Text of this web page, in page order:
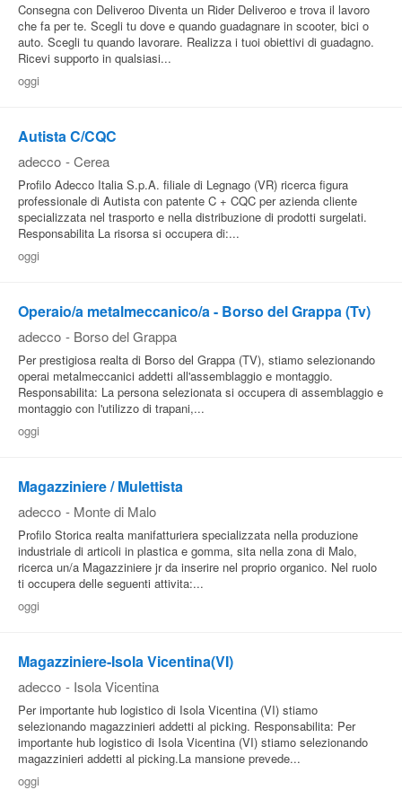
Consegna con Deliveroo Diventa un Rider Deliveroo e trova il lavoro
che fa per te. Scegli tu dove e quando guadagnare in scooter, bici o
auto. Scegli tu quando lavorare. Realizza i tuoi obiettivi di guadagno.
Ricevi supporto in qualsiasi...
oggi
Autista C/CQC
adecco - Cerea
Profilo Adecco Italia S.p.A. filiale di Legnago (VR) ricerca figura
professionale di Autista con patente C + CQC per azienda cliente
specializzata nel trasporto e nella distribuzione di prodotti surgelati.
Responsabilita La risorsa si occupera di:...
oggi
Operaio/a metalmeccanico/a - Borso del Grappa (Tv)
adecco - Borso del Grappa
Per prestigiosa realta di Borso del Grappa (TV), stiamo selezionando
operai metalmeccanici addetti all'assemblaggio e montaggio.
Responsabilita: La persona selezionata si occupera di assemblaggio e
montaggio con l'utilizzo di trapani,...
oggi
Magazziniere / Mulettista
adecco - Monte di Malo
Profilo Storica realta manifatturiera specializzata nella produzione
industriale di articoli in plastica e gomma, sita nella zona di Malo,
ricerca un/a Magazziniere jr da inserire nel proprio organico. Nel ruolo
ti occupera delle seguenti attivita:...
oggi
Magazziniere-Isola Vicentina(VI)
adecco - Isola Vicentina
Per importante hub logistico di Isola Vicentina (VI) stiamo
selezionando magazzinieri addetti al picking. Responsabilita: Per
importante hub logistico di Isola Vicentina (VI) stiamo selezionando
magazzinieri addetti al picking.La mansione prevede...
oggi